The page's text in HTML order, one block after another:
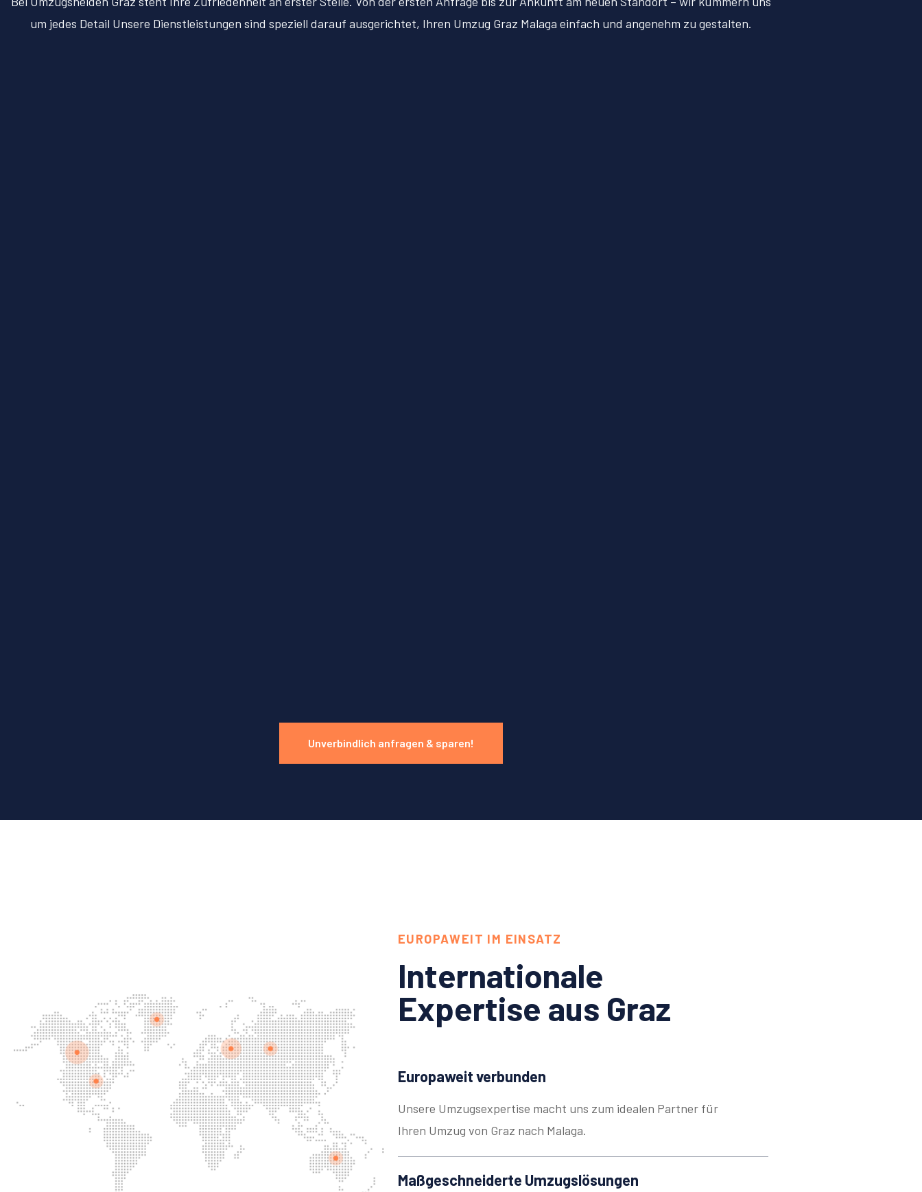
um jedes Detail Unsere Dienstleistungen sind speziell darauf ausgerichtet, Ihren Umzug Graz Malaga einfach und angenehm zu gestalten.
Unverbindlich anfragen & sparen!
EUROPAWEIT IM EINSATZ
Internationale
Expertise aus Graz
Europaweit verbunden
Unsere Umzugsexpertise macht uns zum idealen Partner für
Ihren Umzug von Graz nach Malaga.
Maßgeschneiderte Umzugslösungen